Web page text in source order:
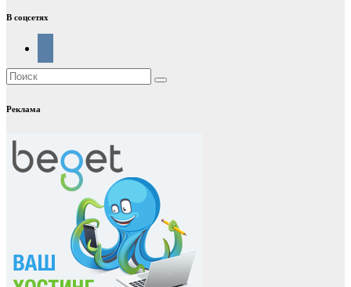
В соцсетях
Реклама